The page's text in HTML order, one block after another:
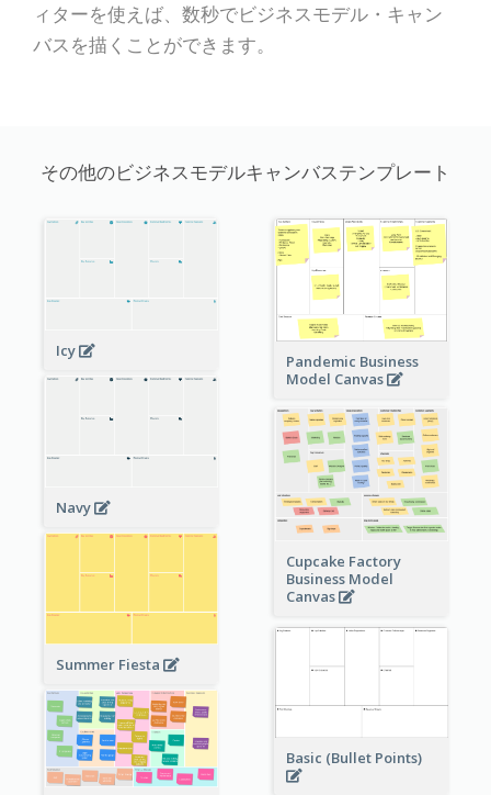
ィターを使えば、数秒でビジネスモデル・キャン
バスを描くことができます。
その他のビジネスモデルキャンバステンプレート
Icy
Pandemic Business
Model Canvas
Navy
Cupcake Factory
Business Model
Canvas
Summer Fiesta
Basic (Bullet Points)